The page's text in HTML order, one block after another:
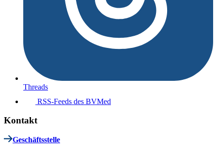
Threads
RSS-Feeds des BVMed
Kontakt
Geschäftsstelle